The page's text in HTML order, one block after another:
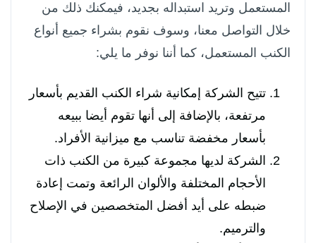
المستعمل وتريد استبداله بجديد، فيمكنك ذلك من
خلال التواصل معنا، وسوف نقوم بشراء جميع أنواع
الكنب المستعمل، كما أننا نوفر ما يلي:
تتيح الشركة إمكانية شراء الكنب القديم بأسعار
مرتفعة، بالإضافة إلى أنها تقوم أيضا ببيعه
بأسعار مخفضة تناسب مع ميزانية الأفراد.
الشركة لديها مجموعة كبيرة من الكنب ذات
الأحجام المختلفة والألوان الرائعة وتمت إعادة
ضبطه على أيد أفضل المتخصصين في الإصلاح
والترميم.